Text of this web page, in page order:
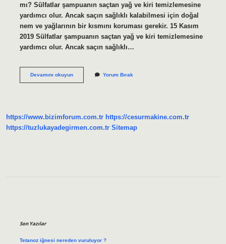
mı? Sülfatlar şampuanın saçtan yağ ve kiri temizlemesine
yardımcı olur. Ancak saçın sağlıklı kalabilmesi için doğal
nem ve yağlarının bir kısmını koruması gerekir. 15 Kasım
2019 Sülfatlar şampuanın saçtan yağ ve kiri temizlemesine
yardımcı olur. Ancak saçın sağlıklı…
Devamını okuyunSülfat
Yorum Bırak
https://www.bizimforum.com.tr https://cesurmakine.com.tr
https://tuzlukayadegirmen.com.tr Sitemap
Son Yazılar
Tetanoz iğnesi nereden vuruluyor ?